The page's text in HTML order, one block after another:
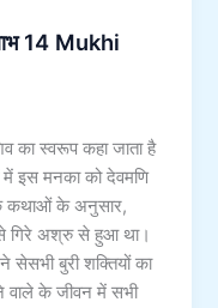
14 Mukhi
का स्वरूप कहा जाता है
में इस मनका को देवमणि
कथाओं के अनुसार,
से गिरे अश्रु से हुआ था।
बुरी शक्तियों का
वाले के जीवन में सभी